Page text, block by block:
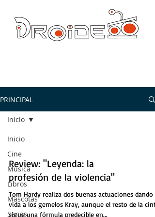
PRINCIPAL
Inicio
Cine
Música
Libros
Mascotas
Series
Inicio
Review: "Leyenda: la
profesión de la violencia"
Tom Hardy realiza dos buenas actuaciones dando
vida a los gemelos Kray, aunque el resto de la cinta
sigue una fórmula predecible en...